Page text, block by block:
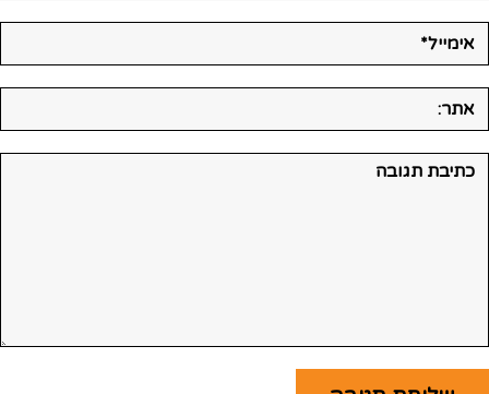
אימייל*
אתר:
תגובה: